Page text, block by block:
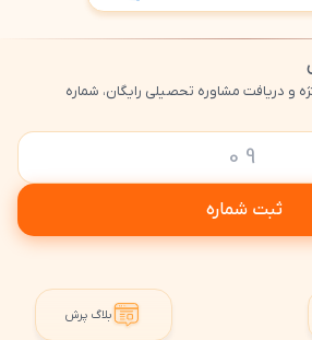
و دریافت مشاوره تحصیلی رایگان، شماره
ثبت شماره
بلاگ پرش